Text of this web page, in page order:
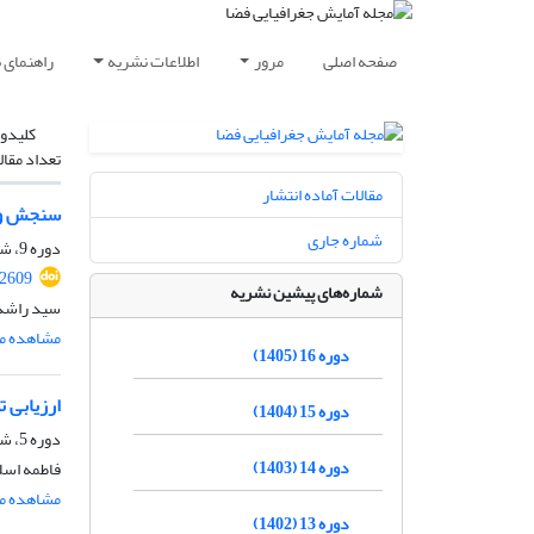
صفحه اصلی مرور اطلاعات نشریه
تعداد
سنجش و
دوره 9، شماره 34، زمستان 1398، صفحه
سید
مشاهده
دوره 5، شماره 18، زمستان 1394، صفحه
فاطمه
مشاهده
مقالات آماده انتشار
شماره جاری
شماره‌های پیشین نشریه
دوره 16 (1405)
دوره 15 (1404)
دوره 14 (1403)
دوره 13 (1402)